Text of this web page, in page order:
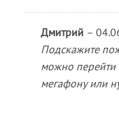
Дмитрий –
Подскажите
можно перейти
мегафону или